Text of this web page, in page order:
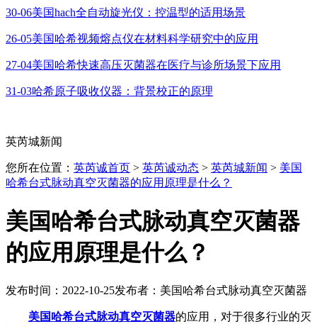
30-06美国hach全自动旋光仪：控温型的适用场景
26-05美国哈希视频熔点仪在材料科学研究中的应用
27-04美国哈希快速高压灭菌器在医疗与诊所场景下应用
31-03哈希原子吸收仪器：背景校正的原理
英芮城新闻
您所在位置： 英芮诚首页 > 英芮诚动态 > 英芮城新闻 > 美国
哈希台式脉动真空灭菌器的应用原理是什么？
美国哈希台式脉动真空灭菌器
的应用原理是什么？
发布时间：2022-10-25发布者：美国哈希台式脉动真空灭菌器
美国哈希台式脉动真空灭菌器的应用，对于很多行业的灭